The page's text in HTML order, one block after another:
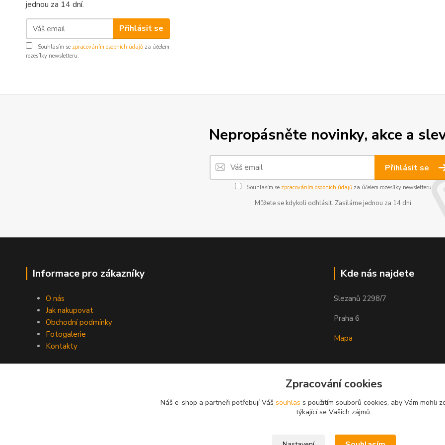
jednou za 14 dní.
Přihlásit se
Souhlasím se zpracováním osobních údajů za účelem
rozesílky newsletteru.
Nepropásněte novinky, akce a
Přihlásit se
Souhlasím se zpracováním osobních údajůza účelem rozesílky newsletteru.
Můžete se kdykoli odhlásit. Zasíláme jednou za 14 dní.
Informace pro zákazníky
O nás
Jak nakupovat
Obchodní podmínky
Fotogalerie
Kontakty
Kde nás najdete
Slezanů 2298/7
Praha 6
Mapa
Zpracování cookies
Náš e-shop a partneři potřebují Váš souhlas s použitím souborů cookies, aby Vám mohli
týkající se Vašich zájmů.